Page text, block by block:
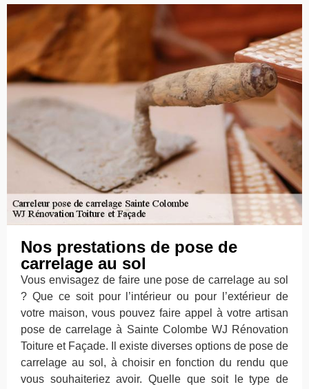
Nos prestations de pose de
carrelage au sol
Vous envisagez de faire une pose de carrelage au sol
? Que ce soit pour l’intérieur ou pour l’extérieur de
votre maison, vous pouvez faire appel à votre artisan
pose de carrelage à Sainte Colombe WJ Rénovation
Toiture et Façade. Il existe diverses options de pose de
carrelage au sol, à choisir en fonction du rendu que
vous souhaiteriez avoir. Quelle que soit le type de